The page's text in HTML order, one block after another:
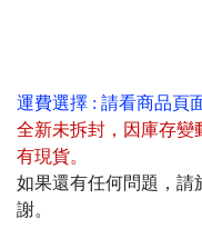
運費選擇 : 請看商品頁
全新未拆封 ， 因庫存變
有現貨。
如果還有任何問題，請
謝。